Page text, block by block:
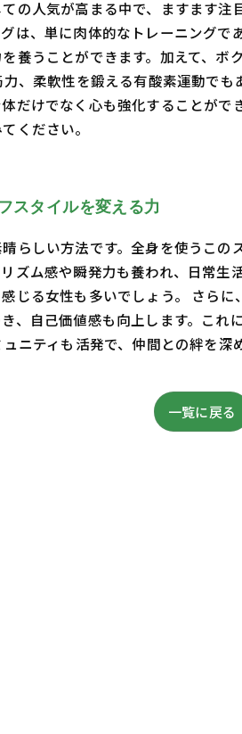
の人気が高まる中で、ますます
は、単に肉体的なトレーニング
養うことができます。加えて、
、柔軟性を鍛える有酸素運動で
だけでなく心も強化することが
ください。
スタイルを変える力
らしい方法です。全身を使うこ
ズム感や瞬発力も養われ、日常
じる女性も多いでしょう。 さら
、自己価値感も向上します。こ
ニティも活発で、仲間との絆を深
一覧に戻る